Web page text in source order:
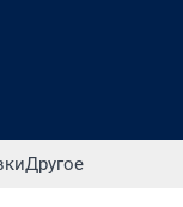
Другое